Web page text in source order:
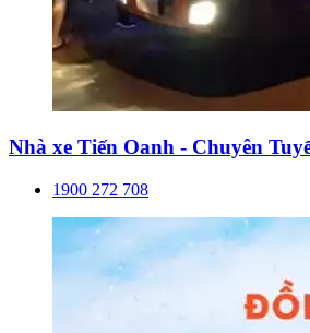
Nhà xe Tiến Oanh - Chuyên
1900 272 708